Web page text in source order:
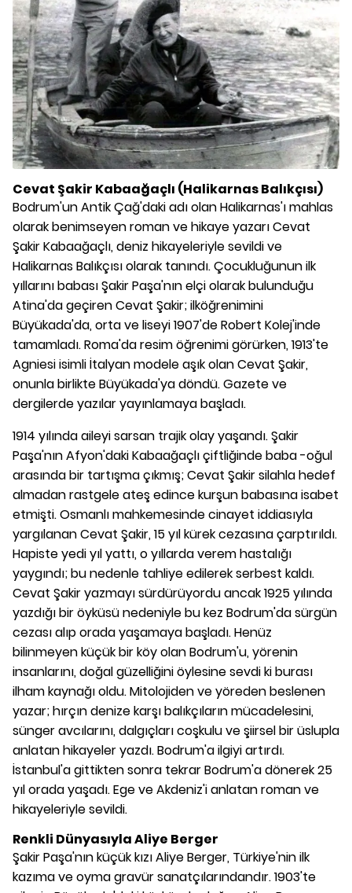
Cevat Şakir Kabaağaçlı (Halikarnas Balıkçısı)
Bodrum'un Antik Çağ'daki adı olan Halikarnas'ı mahlas
olarak benimseyen roman ve hikaye yazarı Cevat
Şakir Kabaağaçlı, deniz hikayeleriyle sevildi ve
Halikarnas Balıkçısı olarak tanındı. Çocukluğunun ilk
yıllarını babası Şakir Paşa'nın elçi olarak bulunduğu
Atina'da geçiren Cevat Şakir; ilköğrenimini
Büyükada'da, orta ve liseyi 1907'de Robert Kolej'inde
tamamladı. Roma'da resim öğrenimi görürken, 1913'te
Agniesi isimli İtalyan modele aşık olan Cevat Şakir,
onunla birlikte Büyükada'ya döndü. Gazete ve
dergilerde yazılar yayınlamaya başladı.
1914 yılında aileyi sarsan trajik olay yaşandı. Şakir
Paşa'nın Afyon'daki Kabaağaçlı çiftliğinde baba -oğul
arasında bir tartışma çıkmış; Cevat Şakir silahla hedef
almadan rastgele ateş edince kurşun babasına isabet
etmişti. Osmanlı mahkemesinde cinayet iddiasıyla
yargılanan Cevat Şakir, 15 yıl kürek cezasına çarptırıldı.
Hapiste yedi yıl yattı, o yıllarda verem hastalığı
yaygındı; bu nedenle tahliye edilerek serbest kaldı.
Cevat Şakir yazmayı sürdürüyordu ancak 1925 yılında
yazdığı bir öyküsü nedeniyle bu kez Bodrum'da sürgün
cezası alıp orada yaşamaya başladı. Henüz
bilinmeyen küçük bir köy olan Bodrum'u, yörenin
insanlarını, doğal güzelliğini öylesine sevdi ki burası
ilham kaynağı oldu. Mitolojiden ve yöreden beslenen
yazar; hırçın denize karşı balıkçıların mücadelesini,
sünger avcılarını, dalgıçları coşkulu ve şiirsel bir üslupla
anlatan hikayeler yazdı. Bodrum'a ilgiyi artırdı.
İstanbul'a gittikten sonra tekrar Bodrum'a dönerek 25
yıl orada yaşadı. Ege ve Akdeniz'i anlatan roman ve
hikayeleriyle sevildi.
Renkli Dünyasıyla Aliye Berger
Şakir Paşa'nın küçük kızı Aliye Berger, Türkiye'nin ilk
kazıma ve oyma gravür sanatçılarındandır. 1903'te